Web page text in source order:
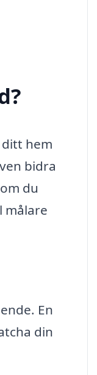
hem
bidra
du
målare
En
din